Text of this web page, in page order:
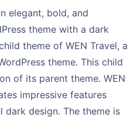
elegant, bold, and
theme with a dark
theme of WEN Travel, a
theme. This child
of its parent theme. WEN
impressive features
dark design. The theme is